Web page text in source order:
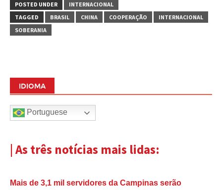
POSTED UNDER
INTERNACIONAL
TAGGED
BRASIL CHINA COOPERAÇÃO
INTERNACIONAL
SOBERANIA
IDIOMA
Portuguese
| As três notícias mais lidas:
Mais de 3,1 mil servidores da Campinas serão